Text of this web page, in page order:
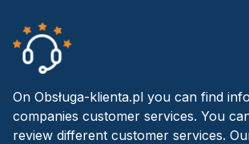
On Obsługa-klienta.pl you can find
companies customer services. You
review different customer services.